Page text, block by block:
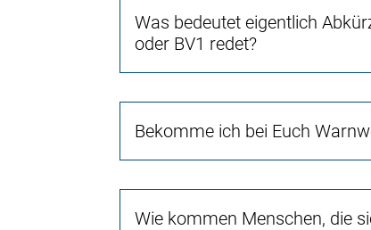
Was bedeutet eigentlich
oder BV1 redet?
Bekomme ich bei Euch
Wie kommen Menschen, die